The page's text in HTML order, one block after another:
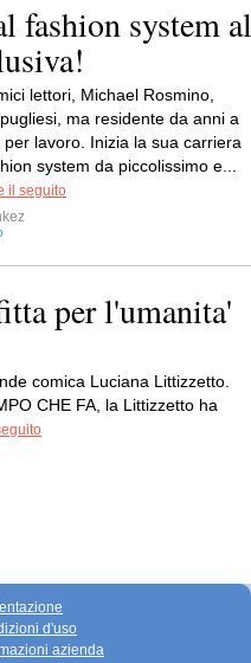
fashion system al
lettori, Michael Rosmino,
ma residente da anni a
per lavoro. Inizia la sua carriera
system da piccolissimo e...
il seguito
per l'umanita'
comica Luciana Littizzetto.
CHE FA, la Littizzetto ha
d'uso
azienda